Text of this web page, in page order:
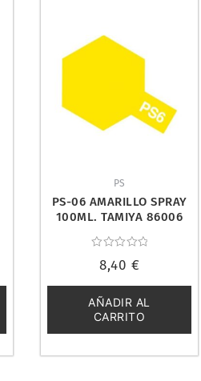
PS
PS-06 AMARILLO SPRAY
100ML. TAMIYA 86006
con
de
5
8,40 €
AÑADIR AL
CARRITO